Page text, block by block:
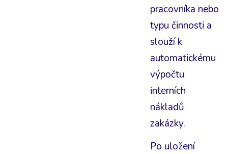
pracovníka nebo
typu činnosti a
slouží k
automatickému
výpočtu
interních
nákladů
zakázky.
Po uložení